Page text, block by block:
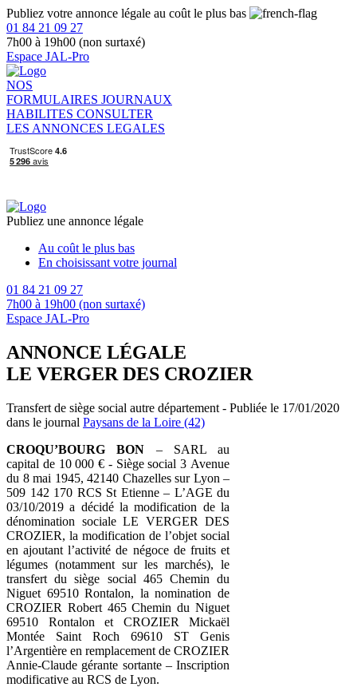
Publiez votre annonce légale au coût le plus bas
01 84 21 09 27
7h00 à 19h00 (non surtaxé)
Espace JAL-Pro
NOS
FORMULAIRES JOURNAUX
HABILITES CONSULTER
LES ANNONCES LEGALES
Publiez une annonce légale
Au coût le plus bas
En choisissant votre journal
01 84 21 09 27
7h00 à 19h00 (non surtaxé)
Espace JAL-Pro
ANNONCE LÉGALE
LE VERGER DES CROZIER
Transfert de siège social autre département - Publiée le 17/01/2020
dans le journal Paysans de la Loire (42)
CROQU’BOURG BON – SARL au
capital de 10 000 € - Siège social 3 Avenue
du 8 mai 1945, 42140 Chazelles sur Lyon –
509 142 170 RCS St Etienne – L’AGE du
03/10/2019 a décidé la modification de la
dénomination sociale LE VERGER DES
CROZIER, la modification de l’objet social
en ajoutant l’activité de négoce de fruits et
légumes (notamment sur les marchés), le
transfert du siège social 465 Chemin du
Niguet 69510 Rontalon, la nomination de
CROZIER Robert 465 Chemin du Niguet
69510 Rontalon et CROZIER Mickaël
Montée Saint Roch 69610 ST Genis
l’Argentière en remplacement de CROZIER
Annie-Claude gérante sortante – Inscription
modificative au RCS de Lyon.